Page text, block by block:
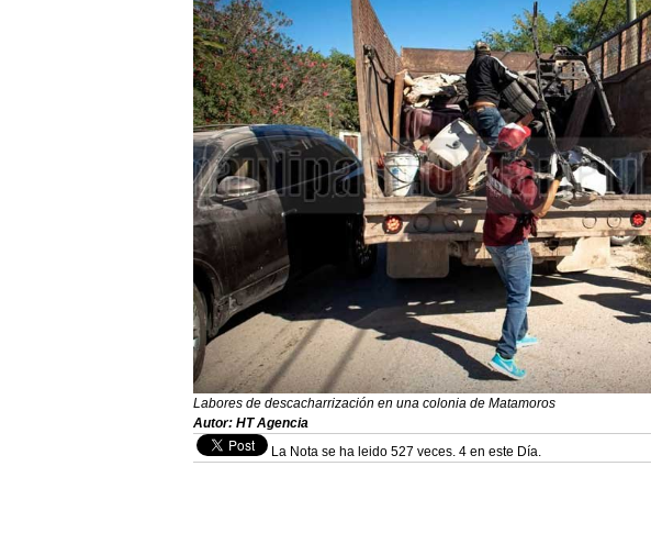
Labores de descacharrización en una colonia de Matamoros
Autor: HT Agencia
La Nota se ha leido 527 veces. 4 en este Día.